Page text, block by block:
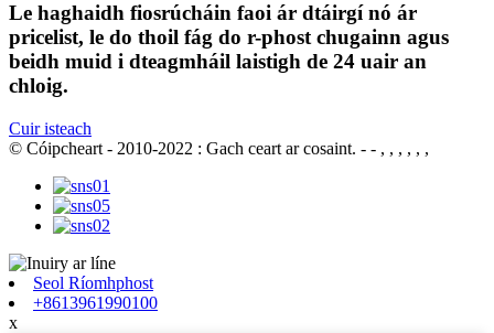
Le haghaidh fiosrúcháin faoi ár dtáirgí nó ár
pricelist, le do thoil fág do r-phost chugainn agus
beidh muid i dteagmháil laistigh de 24 uair an
chloig.
Cuir isteach
© Cóipcheart - 2010-2022 : Gach ceart ar cosaint. - - , , , , , ,
Seol Ríomhphost
+8613961990100
x